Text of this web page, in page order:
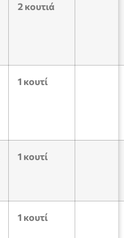
2 κουτιά
1 κουτί
1 κουτί
1 κουτί